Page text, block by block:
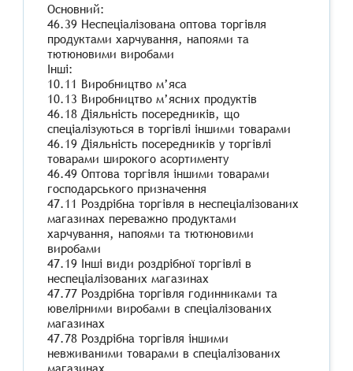
Основний:
46.39 Неспеціалізована оптова торгівля
продуктами харчування, напоями та
тютюновими виробами
Інші:
10.11 Виробництво м’яса
10.13 Виробництво м’ясних продуктів
46.18 Діяльність посередників, що
спеціалізуються в торгівлі іншими товарами
46.19 Діяльність посередників у торгівлі
товарами широкого асортименту
46.49 Оптова торгівля іншими товарами
господарського призначення
47.11 Роздрібна торгівля в неспеціалізованих
магазинах переважно продуктами
харчування, напоями та тютюновими
виробами
47.19 Інші види роздрібної торгівлі в
неспеціалізованих магазинах
47.77 Роздрібна торгівля годинниками та
ювелірними виробами в спеціалізованих
магазинах
47.78 Роздрібна торгівля іншими
невживаними товарами в спеціалізованих